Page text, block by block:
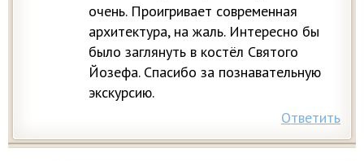
очень. Проигривает современная
архитектура, на жаль. Интересно бы
было заглянуть в костёл Святого
Йозефа. Спасибо за познавательную
экскурсию.
Ответить